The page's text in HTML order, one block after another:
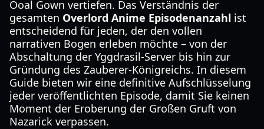
Ooal Gown vertiefen. Das Verständnis der
gesamten Overlord Anime Episodenanzahl ist
entscheidend für jeden, der den vollen
narrativen Bogen erleben möchte – von der
Abschaltung der Yggdrasil-Server bis hin zur
Gründung des Zauberer-Königreichs. In diesem
Guide bieten wir eine definitive Aufschlüsselung
jeder veröffentlichten Episode, damit Sie keinen
Moment der Eroberung der Großen Gruft von
Nazarick verpassen.